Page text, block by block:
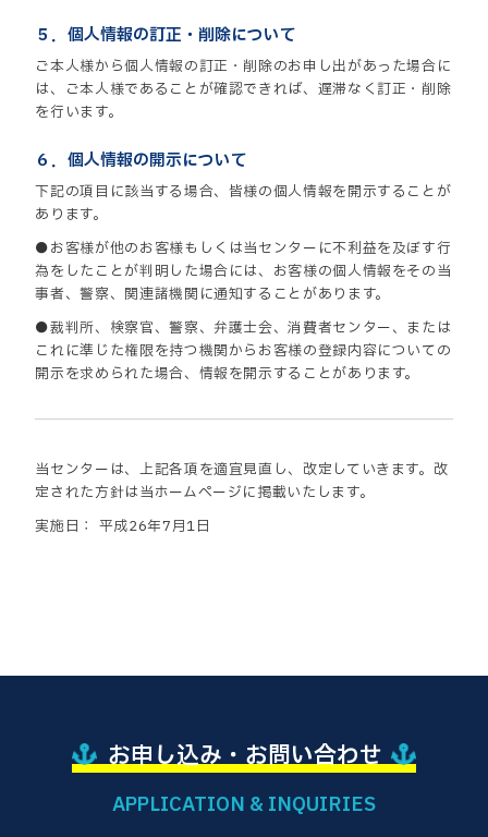
５．個人情報の訂正・削除について
ご本人様から個人情報の訂正・削除のお申し出があった場合に
は、ご本人様であることが確認できれば、遅滞なく訂正・削除
を行います。
６．個人情報の開示について
下記の項目に該当する場合、皆様の個人情報を開示することが
あります。
●お客様が他のお客様もしくは当センターに不利益を及ぼす行
為をしたことが判明した場合には、お客様の個人情報をその当
事者、警察、関連諸機関に通知することがあります。
●裁判所、検察官、警察、弁護士会、消費者センター、または
これに準じた権限を持つ機関からお客様の登録内容についての
開示を求められた場合、情報を開示することがあります。
当センターは、上記各項を適宜見直し、改定していきます。改
定された方針は当ホームページに掲載いたします。
実施日： 平成26年7月1日
お申し込み・お問い合わせ
APPLICATION & INQUIRIES